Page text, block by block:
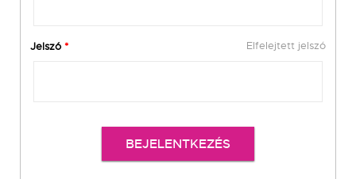
Elfelejtett jelszó
Jelszó*
BEJELENTKEZÉS